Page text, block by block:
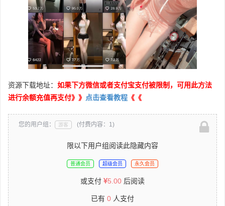
资源下载地址： 如果下方微信或者支付宝支付被限制，可用此方法
进行余额充值再支付》》 点击查看教程 《《
您的用户组： 游客 (付费内容：1)
限以下用户组阅读此隐藏内容
普通会员 超级会员 永久会员
或支付 5.00 后阅读
已有 0 人支付